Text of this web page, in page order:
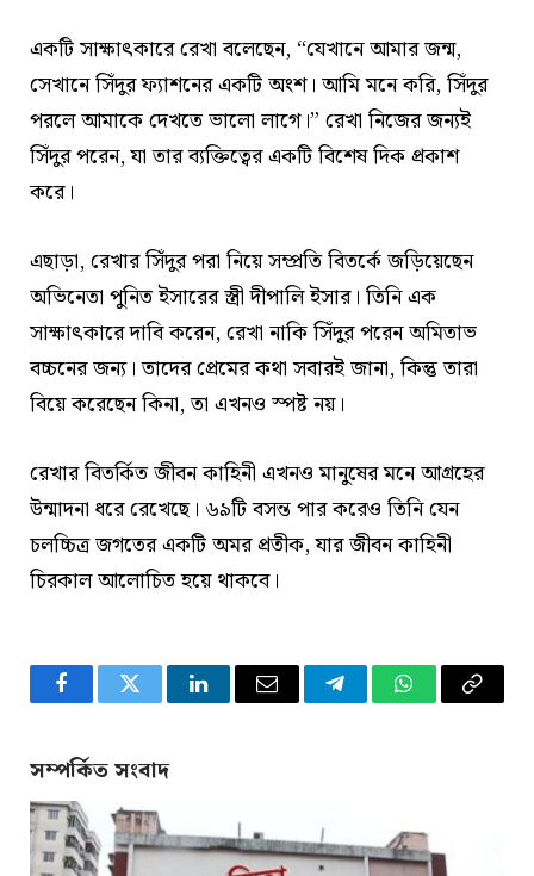
একটি সাক্ষাৎকারে রেখা বলেছেন, “যেখানে আমার জন্ম,
সেখানে সিঁদুর ফ্যাশনের একটি অংশ। আমি মনে করি, সিঁদুর
পরলে আমাকে দেখতে ভালো লাগে।” রেখা নিজের জন্যই
সিঁদুর পরেন, যা তার ব্যক্তিত্বের একটি বিশেষ দিক প্রকাশ
করে।
এছাড়া, রেখার সিঁদুর পরা নিয়ে সম্প্রতি বিতর্কে জড়িয়েছেন
অভিনেতা পুনিত ইসারের স্ত্রী দীপালি ইসার। তিনি এক
সাক্ষাৎকারে দাবি করেন, রেখা নাকি সিঁদুর পরেন অমিতাভ
বচ্চনের জন্য। তাদের প্রেমের কথা সবারই জানা, কিন্তু তারা
বিয়ে করেছেন কিনা, তা এখনও স্পষ্ট নয়।
রেখার বিতর্কিত জীবন কাহিনী এখনও মানুষের মনে আগ্রহের
উন্মাদনা ধরে রেখেছে। ৬৯টি বসন্ত পার করেও তিনি যেন
চলচ্চিত্র জগতের একটি অমর প্রতীক, যার জীবন কাহিনী
চিরকাল আলোচিত হয়ে থাকবে।
FacebookTwitter LinkedInEmail TelegramWhatsApp
Copy
সম্পর্কিত সংবাদ